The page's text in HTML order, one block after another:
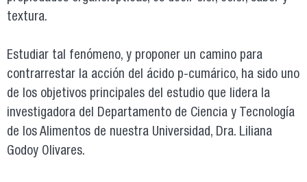
textura.
Estudiar tal fenómeno, y proponer un camino para
contrarrestar la acción del ácido p-cumárico, ha sido uno
de los objetivos principales del estudio que lidera la
investigadora del Departamento de Ciencia y Tecnología
de los Alimentos de nuestra Universidad, Dra. Liliana
Godoy Olivares.